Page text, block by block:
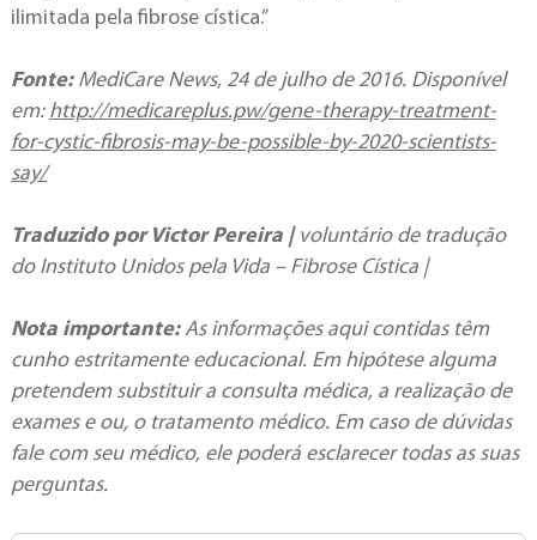
ilimitada pela fibrose cística.”
Fonte:MediCare News, 24 de julho de 2016. Disponível
em: http://medicareplus.pw/gene-therapy-treatment-
for-cystic-fibrosis-may-be-possible-by-2020-scientists-
say/
Traduzido por Victor Pereira |voluntário de tradução
do Instituto Unidos pela Vida – Fibrose Cística |
Nota importante:As informações aqui contidas têm
cunho estritamente educacional. Em hipótese alguma
pretendem substituir a consulta médica, a realização de
exames e ou, o tratamento médico. Em caso de dúvidas
fale com seu médico, ele poderá esclarecer todas as suas
perguntas.